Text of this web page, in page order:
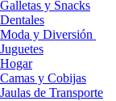
Galletas y Snacks
Dentales
Moda y Diversión
Juguetes
Hogar
Camas y Cobijas
Jaulas de Transporte